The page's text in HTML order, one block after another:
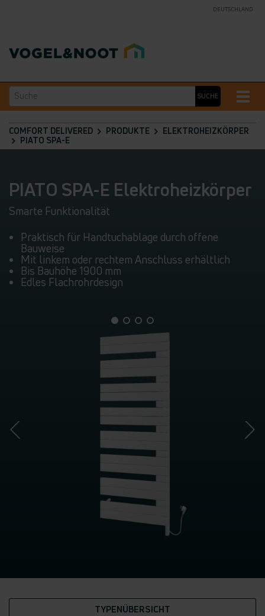
DEUTSCHLAND
Suche SUCHE
Toggle
COMFORT DELIVERED PRODUKTE
ELEKTROHEIZKÖRPER
PIATO SPA-E
PIATO SPA-E Elektroheizkörper
Smarte Funktionalität
Praktisch für Handtuchablage durch offene
Bauweise
Mit linkem oder rechtem Anschluss erhältlich
Bis Bauhöhe 1900 mm
Edles Flachrohrdesign
TYPENÜBERSICHT